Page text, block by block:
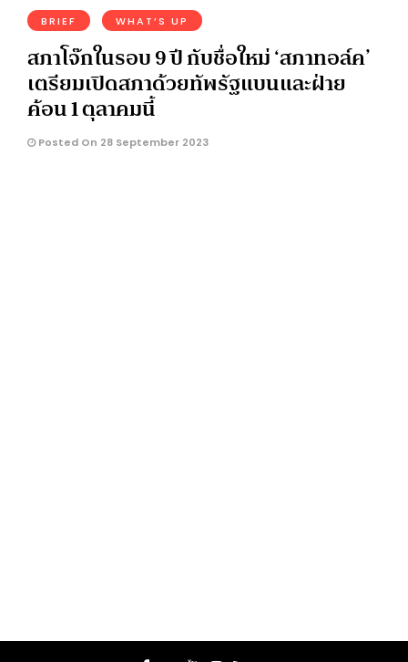
BRIEF WHAT’S UP
สภาโจ๊กในรอบ 9 ปี กับชื่อใหม่ ‘สภาทอล์ค’
เตรียมเปิดสภาด้วยทัพรัฐแบนและฝ่าย
ค้อน 1 ตุลาคมนี้
Posted On 28 September 2023